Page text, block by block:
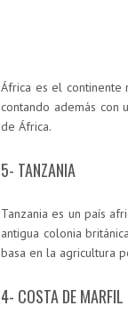
África es el continente
contando además con
de África.
5- TANZANIA
Tanzania es un país
antigua colonia
basa en la agricultura
4- COSTA DE MARFIL